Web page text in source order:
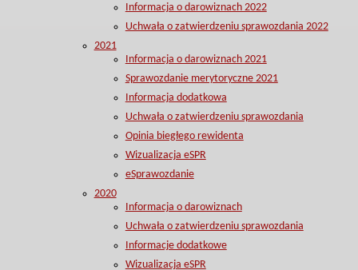
Informacja o darowiznach 2022
Uchwała o zatwierdzeniu sprawozdania 2022
2021
Informacja o darowiznach 2021
Sprawozdanie merytoryczne 2021
Informacja dodatkowa
Uchwała o zatwierdzeniu sprawozdania
Opinia biegłego rewidenta
Wizualizacja eSPR
eSprawozdanie
2020
Informacja o darowiznach
Uchwała o zatwierdzeniu sprawozdania
Informacje dodatkowe
Wizualizacja eSPR